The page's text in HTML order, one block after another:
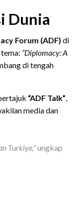
Dunia
Forum (ADF) di
“Diplomacy: A
di tengah
“ADF Talk”,
media dan
Turkiye,”ungkap